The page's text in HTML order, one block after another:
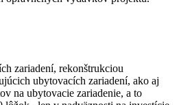
zariadení, rekonštrukciou
ubytovacích zariadení, ako aj
na ubytovacie zariadenie, a to